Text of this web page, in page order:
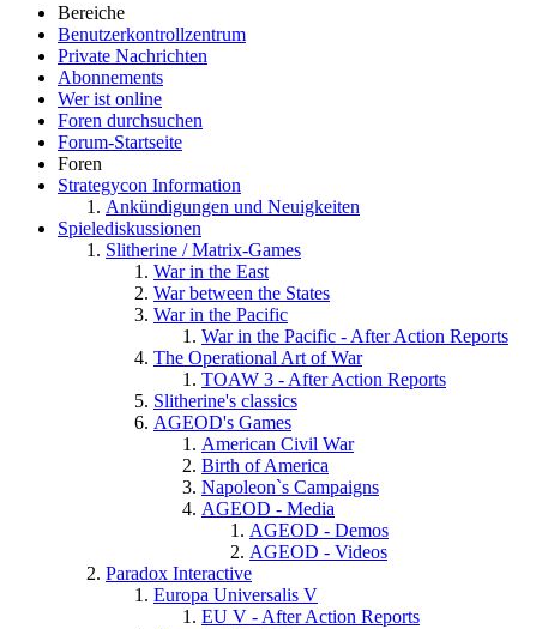
Bereiche
Benutzerkontrollzentrum
Private Nachrichten
Abonnements
Wer ist online
Foren durchsuchen
Forum-Startseite
Foren
Strategycon Information
Ankündigungen und Neuigkeiten
Spielediskussionen
Slitherine / Matrix-Games
War in the East
War between the States
War in the Pacific
War in the Pacific - After Action Reports
The Operational Art of War
TOAW 3 - After Action Reports
Slitherine's classics
AGEOD's Games
American Civil War
Birth of America
Napoleon`s Campaigns
AGEOD - Media
AGEOD - Demos
AGEOD - Videos
Paradox Interactive
Europa Universalis V
EU V - After Action Reports